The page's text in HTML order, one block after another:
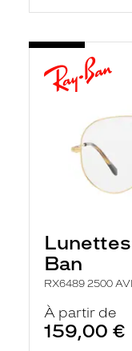
Ban
RX6489 2500
À partir de
159,00 €